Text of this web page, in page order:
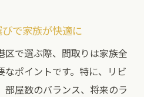
で家族が快適に
で選ぶ際、間取りは家族全
なポイントです。特に、リビ
部屋数のバランス、将来のラ